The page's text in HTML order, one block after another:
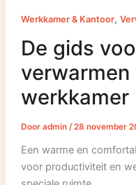
Werkkamer & Kantoor,
De gids
verwarmen
werkkamer
Door admin /28 november
Een warme en
voor productiviteit en